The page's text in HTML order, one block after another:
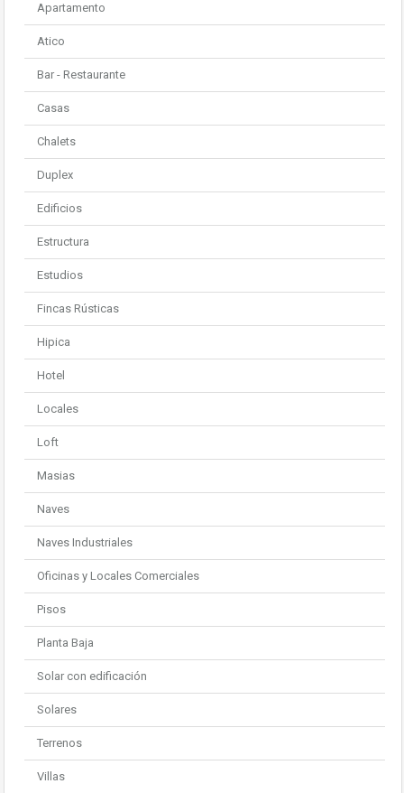
Apartamento
Atico
Bar - Restaurante
Casas
Chalets
Duplex
Edificios
Estructura
Estudios
Fincas Rústicas
Hipica
Hotel
Locales
Loft
Masias
Naves
Naves Industriales
Oficinas y Locales Comerciales
Pisos
Planta Baja
Solar con edificación
Solares
Terrenos
Villas